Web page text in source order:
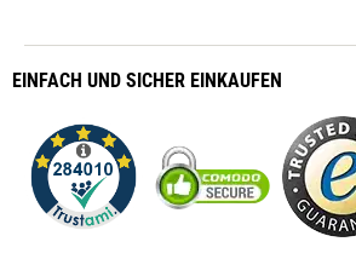
EINFACH UND SICHER EINKAUFEN